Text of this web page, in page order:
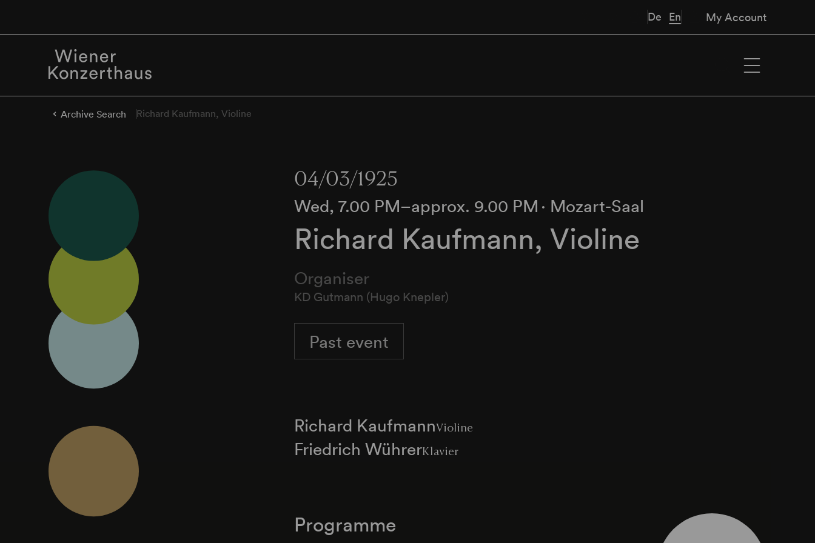
De En My Account
Archive Search Richard Kaufmann, Violine
04/03/1925
Wed, 7.00 PM–approx. 9.00 PM ∙ Mozart-Saal
Richard Kaufmann, Violine
Organiser
KD Gutmann (Hugo Knepler)
Past event
Richard KaufmannVioline
Friedrich WührerKlavier
Programme